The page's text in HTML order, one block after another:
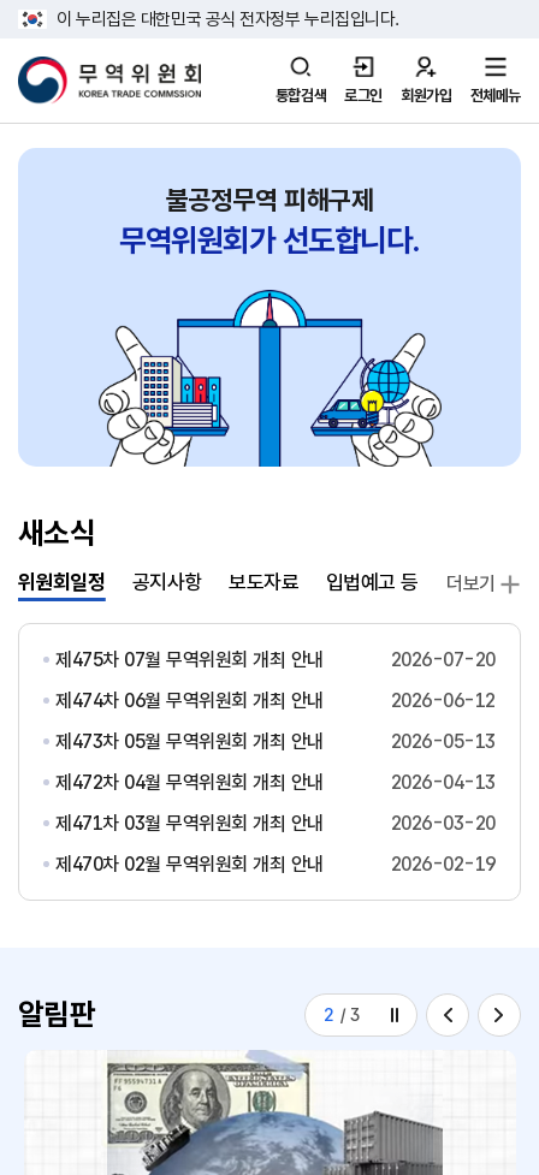
이 누리집은 대한민국 공식 전자정부 누리집입니다.
통합검색 로그인 회원가입 전체메뉴
불공정무역 피해구제
무역위원회가선도합니다.
새소식
위원회일정
제475차 07월 무역위원회 개최 안내
2026-07-20
제474차 06월 무역위원회 개최 안내
2026-06-12
제473차 05월 무역위원회 개최 안내
2026-05-13
제472차 04월 무역위원회 개최 안내
2026-04-13
제471차 03월 무역위원회 개최 안내
2026-03-20
제470차 02월 무역위원회 개최 안내
2026-02-19
더보기
공지사항 보도자료 입법예고 등 발간자료
알림판 2 / 3